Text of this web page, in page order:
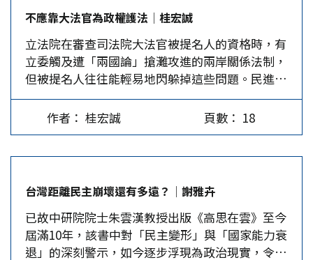
保台責任；罷方敷衍表象的攀誣經不起辯證，想搪
塞真相也通不過事實查核。大陸因民族同根，文化
同源，出於愛台之心，不願毀掉寶島人民生計。民
進黨的反中大惡罷抹殺了他者的善心，台灣內部愈
亂，台海安全風險愈升高。…
定安排將會對外公布」；外交部也隨後召開記者會
表示：「目前並無元首出訪的相關資訊」。然而，
根據媒體求證與外電報導，賴清德早就確定將在8
月4日出訪中南美三個友邦國家，途中會過境美國
停留紐約與達拉斯。故而，林佳龍7月中的中南美
「榮邦之旅」，根本就是扮演賴清德出訪的「踩線
團」，外交部不敢承認，反而顯得有些欲蓋彌彰。
國際形勢不利賴出訪 總統出訪是大事，過往在啟
總統出訪確實也都對聲望有拉升的效果，但距外電
揭示的出發日期僅剩二周，何以總統府卻依然諱莫
如深，反而是受訪國家元首搶先揭露？合理揣測，
執政當局應該是理解，目前並非賴出訪的恰當時
機，故而儘量放低姿態，以避免曝光後各方勢力迫
不應靠大法官為政權護法│桂宏誠
立法院在審查司法院大法官被提名人的資格時，有
立委觸及遭「兩國論」搶灘攻進的兩岸關係法制，
但被提名人往往能輕易地閃躲掉這些問題。民進黨
執政後，行政機關就常在適用法律時偷渡「兩國
論」，近年來更用「行政解釋」把「兩國論」強行
攻進一個中國法理原則的法規體系中，正是因有大
名人蘇素娥，憲法中的兩岸關係是「兩國」或「兩
區」的關係？蘇素娥亂套了美國最高法院大法官發
展出來的「政治問題」或「統治行為」不審查原
則，回答關於憲法中的領土問題，司法院大法官釋
字第328號解釋，認為因屬「重大的政治問題」，
作者： 桂宏誠 頁數： 18
台灣距離民主崩壞還有多遠？│謝雅卉
已故中研院院士朱雲漢教授出版《高思在雲》至今
屆滿10年，該書中對「民主變形」與「國家能力衰
退」的深刻警示，如今逐步浮現為政治現實，令人